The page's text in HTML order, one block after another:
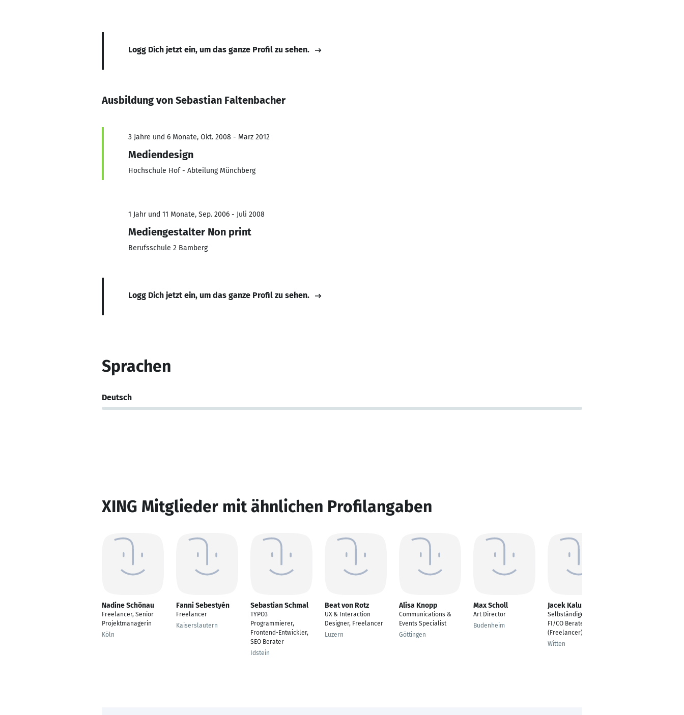
Logg Dich jetzt ein, um das ganze Profil zu sehen.
Ausbildung von Sebastian Faltenbacher
3 Jahre und 6 Monate, Okt. 2008 - März 2012
Mediendesign
Hochschule Hof - Abteilung Münchberg
1 Jahr und 11 Monate, Sep. 2006 - Juli 2008
Mediengestalter Non print
Berufsschule 2 Bamberg
Logg Dich jetzt ein, um das ganze Profil zu sehen.
Sprachen
Deutsch
XING Mitglieder mit ähnlichen Profilangaben
Nadine Schönau
Freelancer, Senior
Projektmanagerin
Köln
Fanni Sebestyén
Freelancer
Kaiserslautern
Sebastian Schmal
TYPO3
Programmierer,
Frontend-Entwickler,
SEO Berater
Idstein
Beat von Rotz
UX & Interaction
Designer, Freelancer
Luzern
Alisa Knopp
Communications &
Events Specialist
Göttingen
Max Scholl
Art Director
Budenheim
Jacek Kaluza
Selbständiger SAP
FI/CO Berater
(Freelancer)
Witten